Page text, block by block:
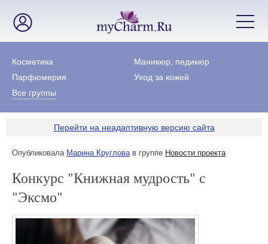
Косметика
Маникюр, педикюр
Парфюмерия
Уход за кожей
Все группы
Перейти на неадаптивную версию сайта
Опубликовала Марина Кругловав группе Новости проекта
Конкурс "Книжная мудрость" с
"Эксмо"